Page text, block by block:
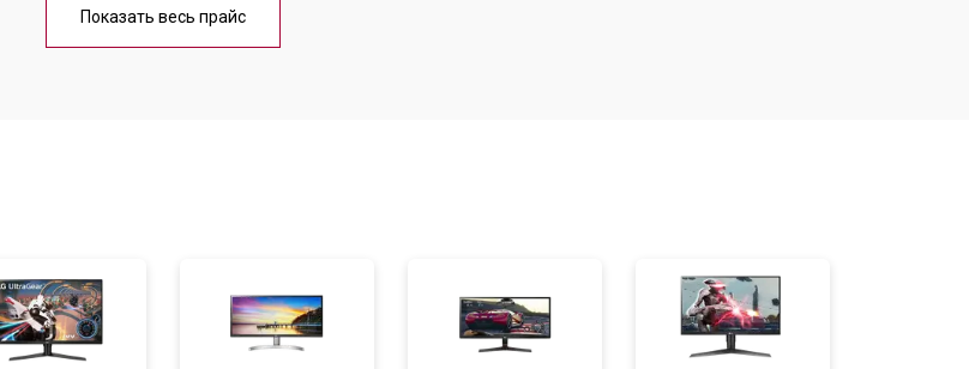
Показать весь прайс